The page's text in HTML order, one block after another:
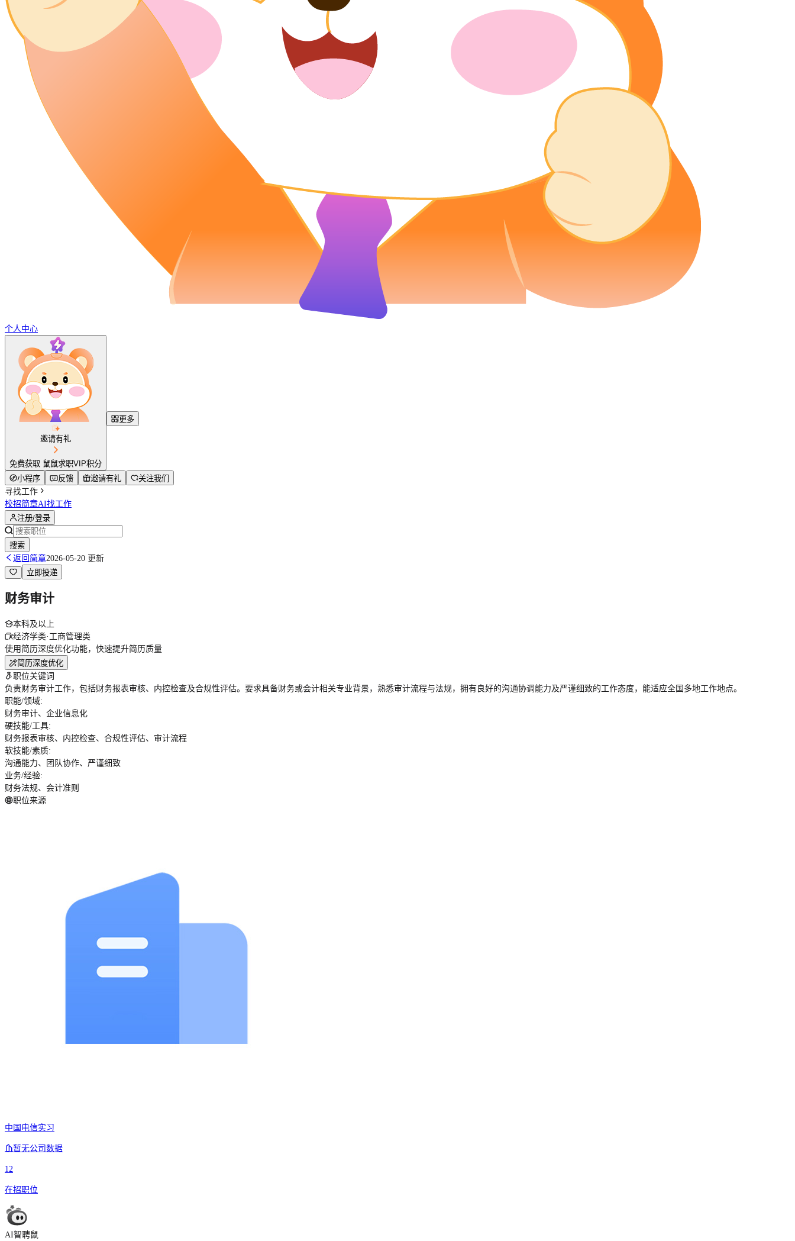
个人中心
邀请有礼
免费获取 鼠鼠求职VIP积分
更多
小程序 反馈 邀请有礼
关注我们
寻找工作
校招简章AI找工作
注册/登录
搜索
返回简章2026-05-20 更新
立即投递
财务审计
本科及以上
经济学类·工商管理类
使用简历深度优化功能，快速提升简历质量
简历深度优化
职位关键词
负责财务审计工作，包括财务报表审核、内控检查及合规性评估。要求具备财务或会计相关专业背景，熟悉审计流程与法规，拥有良好的沟通协调能力及严谨细致的工作态度，能适应全国多地工作地点。
职能/领域:
财务审计、企业信息化
硬技能/工具:
财务报表审核、内控检查、合规性评估、审计流程
软技能/素质:
沟通能力、团队协作、严谨细致
业务/经验:
财务法规、会计准则
职位来源
中国电信实习
暂无公司数据
12
在招职位
AI智聘鼠